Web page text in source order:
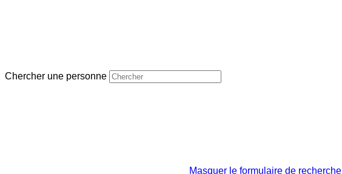
Chercher une personne
Masquer le formulaire de recherche